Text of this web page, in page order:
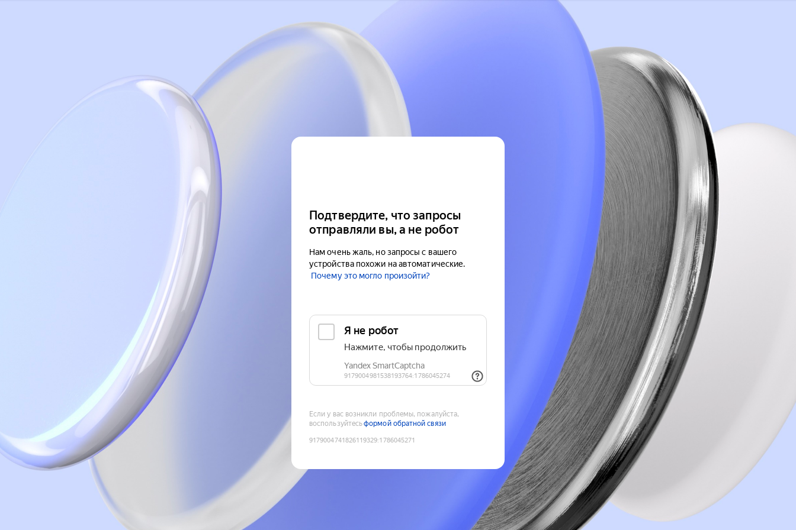
Подтвердите, что запросы
отправляли вы, а не робот
Нам очень жаль, но запросы с вашего
устройства похожи на автоматические.
Почему это могло произойти?
Если у вас возникли проблемы, пожалуйста,
воспользуйтесьформой обратной связи
9179004741826119329:1786045271